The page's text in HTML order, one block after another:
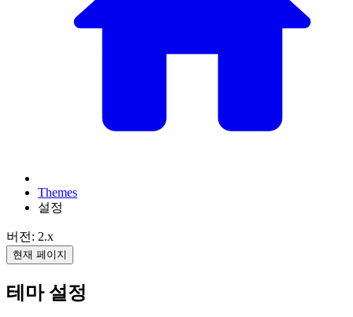
Themes
설정
버전: 2.x
현재 페이지
테마 설정